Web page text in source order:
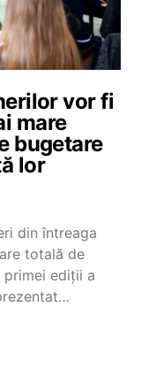
vor fi
mare
bugetare
lor
din întreaga
totală de
ediții a